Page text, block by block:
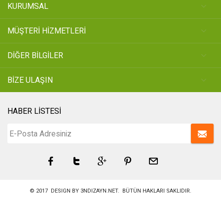
KURUMSAL
MÜŞTERİ HİZMETLERİ
DİĞER BİLGİLER
BİZE ULAŞIN
HABER LİSTESİ
© 2017 DESIGN BY 3NDIZAYN.NET. BÜTÜN HAKLARI SAKLIDIR.